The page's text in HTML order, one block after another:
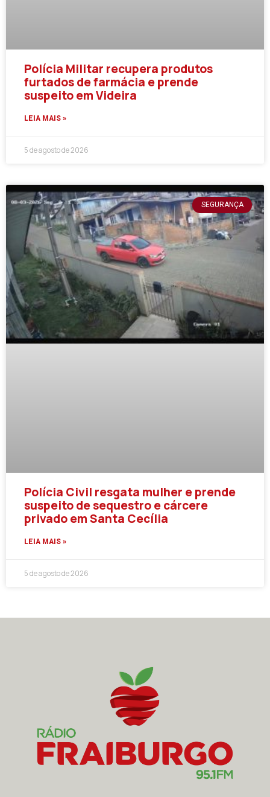
Polícia Militar recupera produtos
furtados de farmácia e prende
suspeito em Videira
LEIA MAIS »
5 de agosto de 2026
SEGURANÇA
Polícia Civil resgata mulher e prende
suspeito de sequestro e cárcere
privado em Santa Cecília
LEIA MAIS »
5 de agosto de 2026